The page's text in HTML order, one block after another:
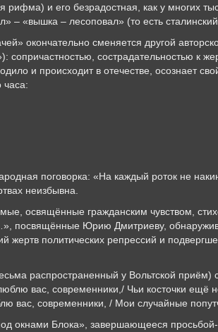
и его безрадостная, как у многих
– «вышка – лесоповал» (то есть
окончательно сменяется другой
сострадательностью к
и происходит в отечестве, осознает
часа:
поговорка: «На каждый роток не
неизбывна.
освящённые гражданским чувством,
посвящённые Юрию Дмитриеву,
политических репрессий и
распространенный у Вольтской приём)
вас, современники,/ Чьи косточки
вас, современники, / Мои случайные
окнами Блока», завершающееся